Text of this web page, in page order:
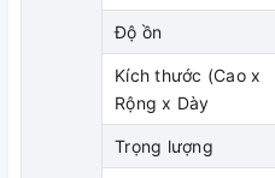
+ Dễ bố trí nhờ ống theo 4
RNQ30-48M)
Mặt nạ bên ngoài của ống
mặt phải và mặt sau có thể
Độ ồn
Kích thước (Cao x
Rộng x Dày
Trọng lượng